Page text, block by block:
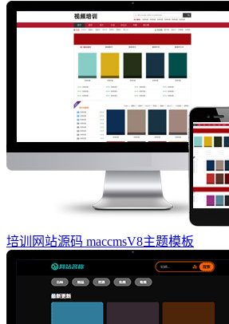
培训网站源码 maccmsV8主题模板